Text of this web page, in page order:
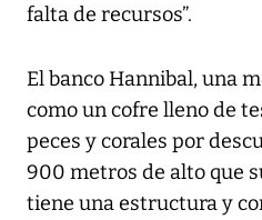
falta de recursos”.
El banco Hannibal, una
como un cofre lleno de
peces y corales por
900 metros de alto que
tiene una estructura y